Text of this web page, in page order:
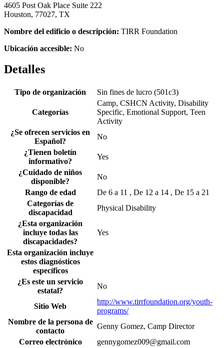
4605 Post Oak Place Suite 222
Houston, 77027, TX
Nombre del edificio o descripción: TIRR Foundation
Ubicación accesible: No
Detalles
Tipo de organización Sin fines de lucro (501c3)
Categorías
Camp, CSHCN Activity, Disability
Specific, Emotional Support, Teen
Activity
¿Se ofrecen servicios en
Español?
No
¿Tienen boletín
informativo?
Yes
¿Cuidado de niños
disponible?
No
Rango de edad
De 6 a 11 , De 12 a 14 , De 15 a 21
Categorías de
discapacidad
Physical Disability
¿Esta organización
incluye todas las
discapacidades?
Yes
Esta organización incluye
estos diagnósticos
específicos
¿Es este un servicio
estatal?
No
Sitio Web
http://www.tirrfoundation.org/youth-
programs/
Nombre de la persona de
contacto
Genny Gomez, Camp Director
Correo electrónico
gennygomez009@gmail.com